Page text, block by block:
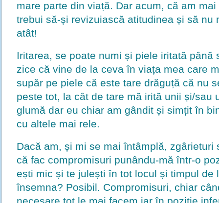
mare parte din viață. Dar acum, că am
trebui să-și revizuiască atitudinea și să nu
atât!
Iritarea, se poate numi și piele iritată până
zice că vine de la ceva în viața mea care
supăr pe piele că este tare drăguță că nu
peste tot, la cât de tare mă irită unii și/sau
glumă dar eu chiar am gândit și simțit în
cu altele mai rele.
Dacă am, și mi se mai întâmplă, zgârieturi
că fac compromisuri punându-mă într-o
ești mic și te julești în tot locul și timpul de
însemna? Posibil. Compromisuri, chiar